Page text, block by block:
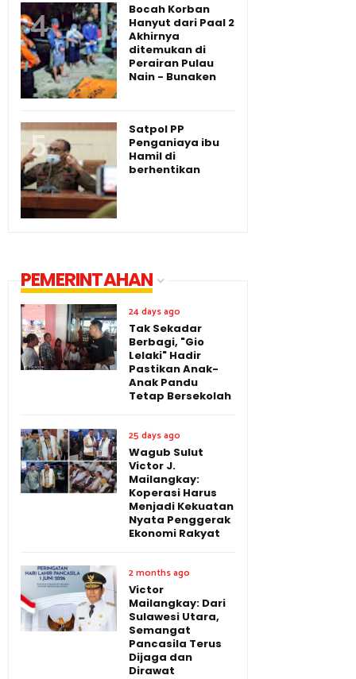
Bocah Korban
Hanyut dari Paal 2
Akhirnya
ditemukan di
Perairan Pulau
Nain - Bunaken
Satpol PP
Penganiaya ibu
Hamil di
berhentikan
PEMERINTAHAN
24 days ago
Tak Sekadar
Berbagi, "Gio
Lelaki" Hadir
Pastikan Anak-
Anak Pandu
Tetap Bersekolah
25 days ago
Wagub Sulut
Victor J.
Mailangkay:
Koperasi Harus
Menjadi Kekuatan
Nyata Penggerak
Ekonomi Rakyat
2 months ago
Victor
Mailangkay: Dari
Sulawesi Utara,
Semangat
Pancasila Terus
Dijaga dan
Dirawat